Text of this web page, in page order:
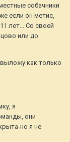
собачники
если он метис,
лет... Со своей
или до
как только
я
они
но я не